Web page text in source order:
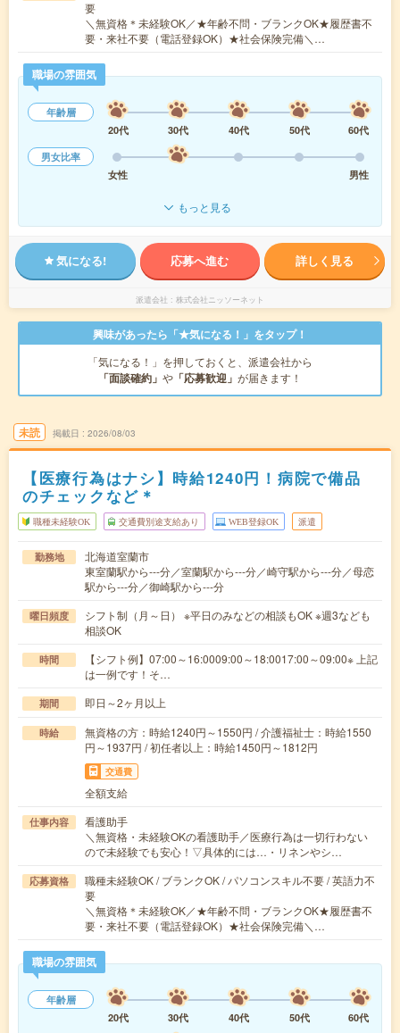
要
＼無資格＊未経験OK／★年齢不問・ブランクOK★履歴書不
要・来社不要（電話登録OK）★社会保険完備＼…
職場の雰囲気
年齢層
20代
30代 40代 50代
60代
男女比率
女性
男性
もっと見る
気になる! 応募へ進む 詳しく見る
派遣会社 株式会社ニッソーネット
興味があったら「★気になる！」をタップ！
「気になる！」を押しておくと、派遣会社から
「面談確約」 や 「応募歓迎」 が届きます！
未読 掲載日 2026/08/03
【医療行為はナシ】時給1240円！病院で備品
のチェックなど＊
職種未経験OK 交通費別途支給あり WEB登録OK 派遣
勤務地
北海道室蘭市
東室蘭駅から---分／室蘭駅から---分／崎守駅から---分／母恋
駅から---分／御崎駅から---分
曜日頻度
シフト制（月～日） ※平日のみなどの相談もOK ※週3なども
相談OK
時間
【シフト例】07:00～16:0009:00～18:0017:00～09:00※ 上記
は一例です！そ…
期間 即日～2ヶ月以上
時給
無資格の方：時給1240円～1550円 / 介護福祉士：時給1550
円～1937円 / 初任者以上：時給1450円～1812円
交通費
全額支給
仕事内容
看護助手
＼無資格・未経験OKの看護助手／医療行為は一切行わない
ので未経験でも安心！▽具体的には…・リネンやシ…
応募資格
職種未経験OK / ブランクOK / パソコンスキル不要 / 英語力不
要
＼無資格＊未経験OK／★年齢不問・ブランクOK★履歴書不
要・来社不要（電話登録OK）★社会保険完備＼…
職場の雰囲気
年齢層
20代
30代 40代 50代
60代